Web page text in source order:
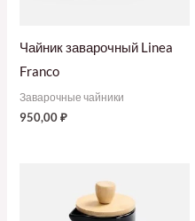
Чайник заварочный Linea
Franco
Заварочные чайники
950,00₽